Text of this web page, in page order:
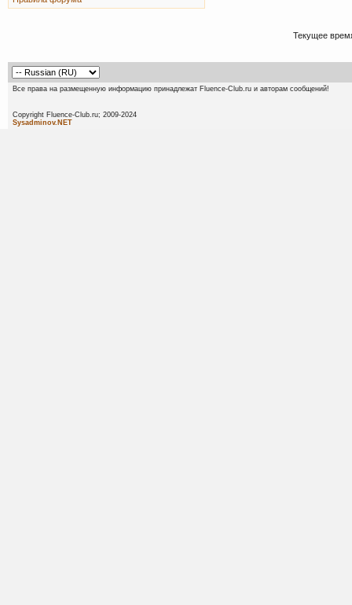
Текущее
Все права на размещенную информацию принадлежат Fluence-Club.ru и авторам сообщений!
Copyright Fluence-Club.ru;
Sysadminov.NET